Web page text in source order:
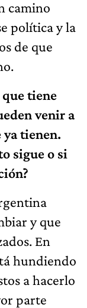
camino
política y la
de que
tiene
venir a
tienen.
sigue o si
y que
En
hundiendo
a hacerlo
parte